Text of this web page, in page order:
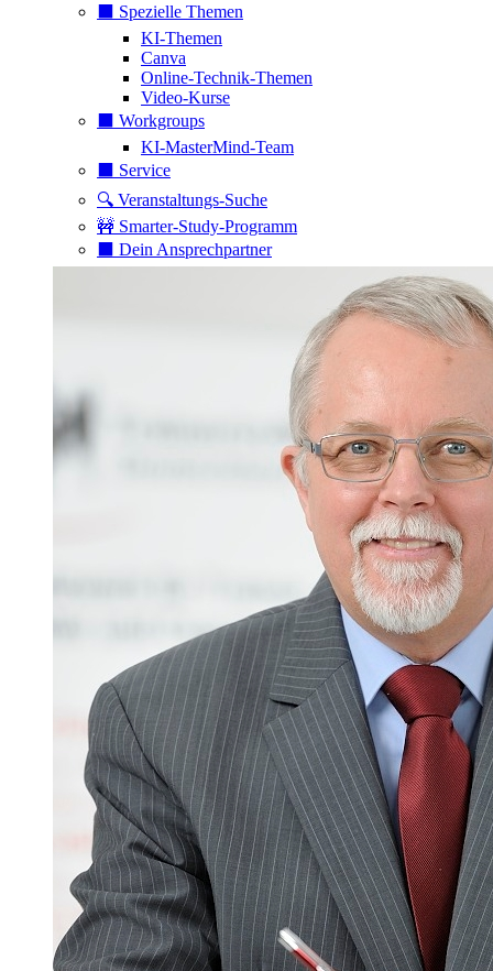
⬛️ Spezielle Themen
KI-Themen
Canva
Online-Technik-Themen
Video-Kurse
⬛️ Workgroups
KI-MasterMind-Team
⬛️ Service
🔍 Veranstaltungs-Suche
🚧 Smarter-Study-Programm
⬛️ Dein Ansprechpartner